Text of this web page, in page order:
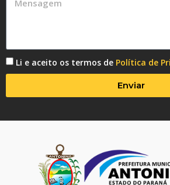
Li e aceito os termos de Política de
Enviar